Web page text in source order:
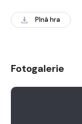
Plná hra
Fotogalerie